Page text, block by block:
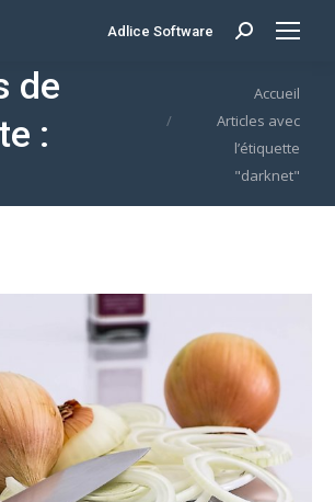
Adlice Software Search:
de
:
Accueil
Articles avec
l’étiquette
"darknet"